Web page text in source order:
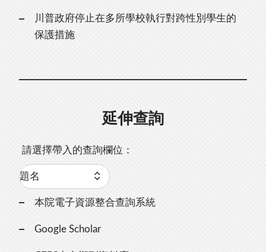
川普政府停止在多所學校執行對跨性別學生的
保護措施
延伸查詢
請選擇帶入的查詢欄位：
本院電子資源整合查詢系統
Google Scholar